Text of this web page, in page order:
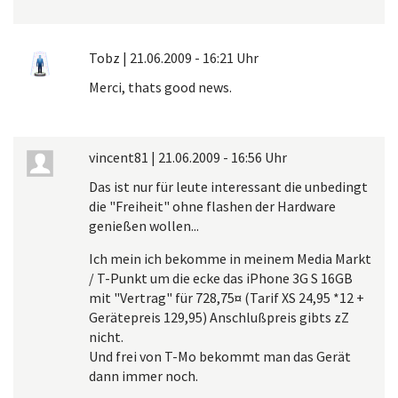
Tobz | 21.06.2009 - 16:21 Uhr
Merci, thats good news.
vincent81 | 21.06.2009 - 16:56 Uhr
Das ist nur für leute interessant die unbedingt
die "Freiheit" ohne flashen der Hardware
genießen wollen...
Ich mein ich bekomme in meinem Media Markt
/ T-Punkt um die ecke das iPhone 3G S 16GB
mit "Vertrag" für 728,75¤ (Tarif XS 24,95 *12 +
Gerätepreis 129,95) Anschlußpreis gibts zZ
nicht.
Und frei von T-Mo bekommt man das Gerät
dann immer noch.